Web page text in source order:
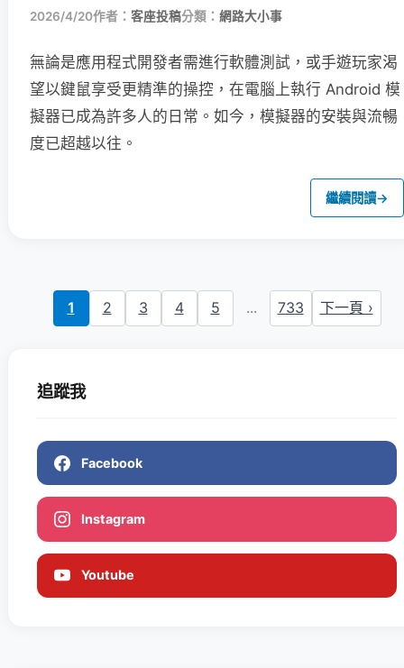
2026/4/20作者： 客座投稿分類： 網路大小事
無論是應用程式開發者需進行軟體測試，或手遊玩家渴
望以鍵鼠享受更精準的操控，在電腦上執行 Android 模
擬器已成為許多人的日常。如今，模擬器的安裝與流暢
度已超越以往。
繼續閱讀→
1 2 3 4 5 ... 733 下一頁 ›
追蹤我
Facebook
Instagram
Youtube